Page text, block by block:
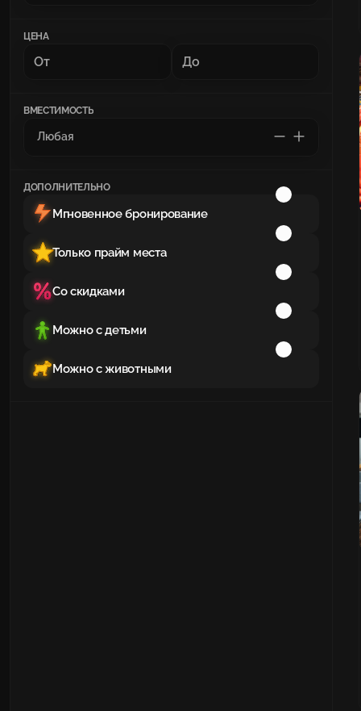
ЦЕНА
ВМЕСТИМОСТЬ
ДОПОЛНИТЕЛЬНО
Мгновенное бронирование
Только прайм места
Со скидками
Можно с детьми
Можно с животными